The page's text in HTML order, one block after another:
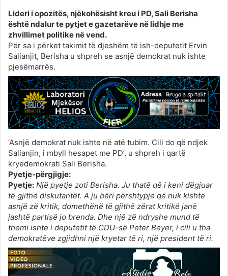
Lideri i opozitës, njëkohësisht kreu i PD, Sali Berisha
është ndalur te pytjet e gazetarëve në lidhje me
zhvillimet politike në vend.
Për sa i përket takimit të djeshëm të ish-deputetit Ervin
Salianjit, Berisha u shpreh se asnjë demokrat nuk ishte
pjesëmarrës.
‘Asnjë demokrat nuk ishte në atë tubim. Cili do që ndjek
Salianjin, i mbyll hesapet me PD’, u shpreh i qartë
kryedemokrati Sali Berisha.
Pyetje-përgjigje:
Pyetje: Një pyetje zoti Berisha. Ju thatë që i keni dëgjuar
të gjithë diskutantët. A ju bëri përshtypje që nuk kishte
asnjë zë kritik, domethënë të gjithë zërat kritikë janë
jashtë partisë jo brenda. Dhe një zë ndryshe mund të
themi ishte i deputetit të CDU-së Peter Beyer, i cili u tha
demokratëve zgjidhni një kryetar të ri, një president të ri.